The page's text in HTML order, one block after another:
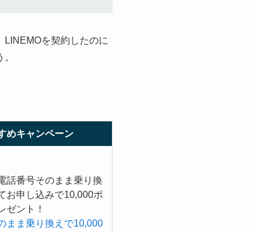
LINEMOを契約したのに
めキャンペーン
話番号そのまま乗り換
お申し込みで10,000ポ
ゼント！
まま乗り換えで10,000